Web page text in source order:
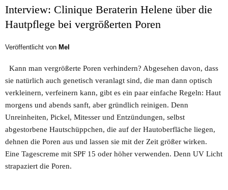
Interview: Clinique Beraterin Helene über die
Hautpflege bei vergrößerten Poren
Veröffentlicht von Mel
Kann man vergrößerte Poren verhindern? Abgesehen davon, dass
sie natürlich auch genetisch veranlagt sind, die man dann optisch
verkleinern, verfeinern kann, gibt es ein paar einfache Regeln: Haut
morgens und abends sanft, aber gründlich reinigen. Denn
Unreinheiten, Pickel, Mitesser und Entzündungen, selbst
abgestorbene Hautschüppchen, die auf der Hautoberfläche liegen,
dehnen die Poren aus und lassen sie mit der Zeit größer wirken.
Eine Tagescreme mit SPF 15 oder höher verwenden. Denn UV Licht
strapaziert die Poren.